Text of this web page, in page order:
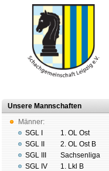
Unsere Mannschaften
Männer:
SGL I
SGL II
SGL III
SGL IV
1. OL Ost
2. OL Ost B
Sachsenliga
1. Lkl B